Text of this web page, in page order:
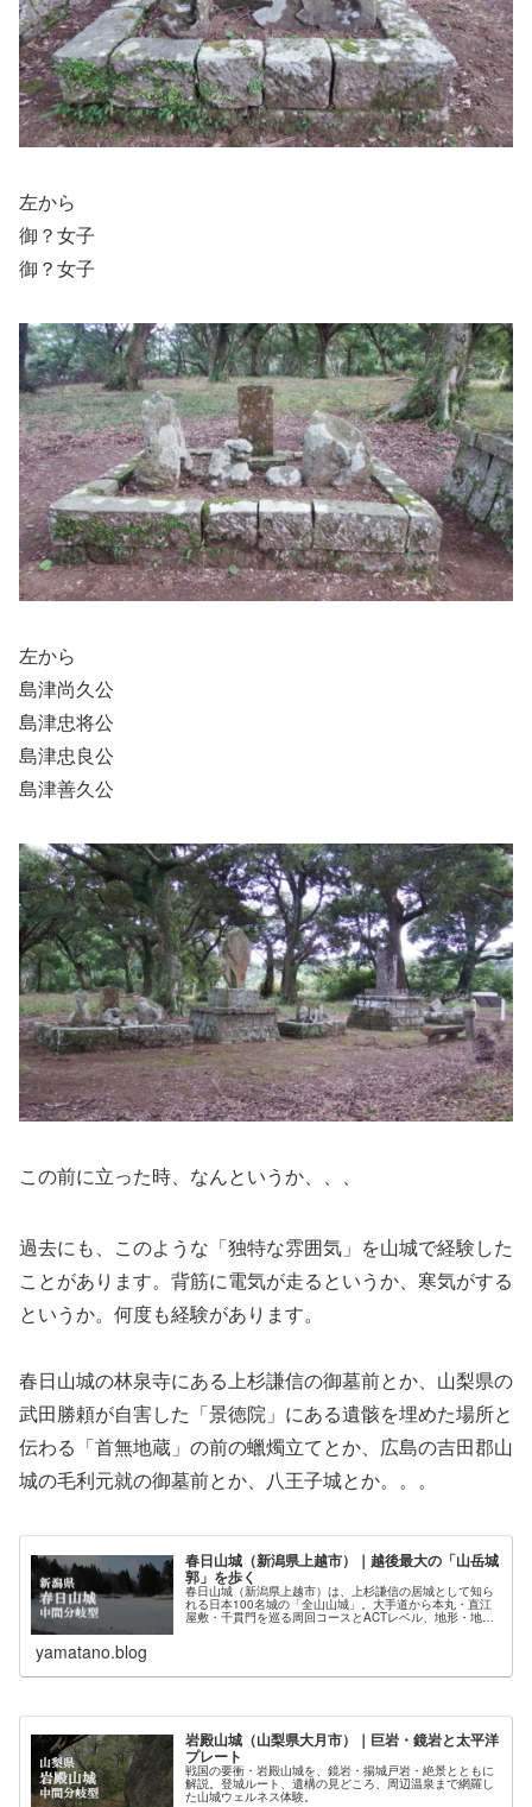
左から
御？女子
御？女子
左から
島津尚久公
島津忠将公
島津忠良公
島津善久公
この前に立った時、なんというか、、、
過去にも、このような「独特な雰囲気」を山城で経験した
ことがあります。背筋に電気が走るというか、寒気がする
というか。何度も経験があります。
春日山城の林泉寺にある上杉謙信の御墓前とか、山梨県の
武田勝頼が自害した「景徳院」にある遺骸を埋めた場所と
伝わる「首無地蔵」の前の蠟燭立てとか、広島の吉田郡山
城の毛利元就の御墓前とか、八王子城とか。。。
春日山城（新潟県上越市）｜越後最大の「山岳城
郭」を歩く
春日山城（新潟県上越市）は、上杉謙信の居城として知ら
れる日本100名城の「全山山城」。大手道から本丸・直江
屋敷・千貫門を巡る周回コースとACTレベル、地形・地
質、林泉寺や日帰り温泉まで、山城ウェルネス視点で紹介
yamatano.blog
岩殿山城（山梨県大月市）｜巨岩・鏡岩と太平洋
プレート
戦国の要衝・岩殿山城を、鏡岩・揚城戸岩・絶景とともに
解説。登城ルート、遺構の見どころ、周辺温泉まで網羅し
た山城ウェルネス体験。